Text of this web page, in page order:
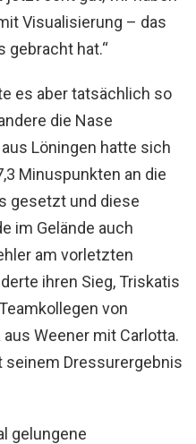
Visualisierung – das
gebracht hat.“
es aber tatsächlich so
die Nase
aus Löningen hatte sich
Minuspunkten an die
gesetzt und diese
im Gelände auch
am vorletzten
ihren Sieg, Triskatis
von
aus Weener mit Carlotta.
seinem Dressurergebnis
gelungene